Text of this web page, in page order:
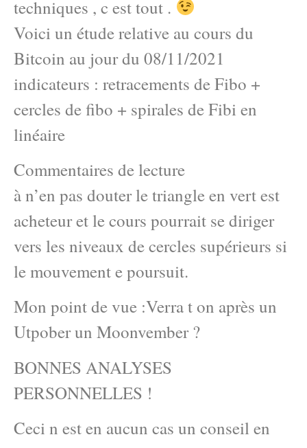
techniques , c est tout .
Voici un étude relative au cours du
Bitcoin au jour du 08/11/2021
indicateurs : retracements de Fibo +
cercles de fibo + spirales de Fibi en
linéaire
Commentaires de lecture
à n’en pas douter le triangle en vert est
acheteur et le cours pourrait se diriger
vers les niveaux de cercles supérieurs si
le mouvement e poursuit.
Mon point de vue :Verra t on après un
Utpober un Moonvember ?
BONNES ANALYSES
PERSONNELLES !
Ceci n est en aucun cas un conseil en